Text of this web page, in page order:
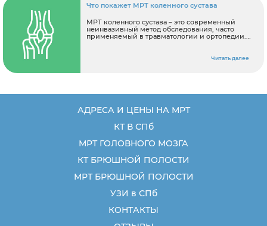
Что покажет МРТ коленного сустава
МРТ коленного сустава – это современный
неинвазивный метод обследования, часто
применяемый в травматологии и ортопедии.
диагностику мягких и костный тканей колена и
Читать далее
АДРЕСА И ЦЕНЫ НА МРТ
КТ В СПб
МРТ ГОЛОВНОГО МОЗГА
КТ БРЮШНОЙ ПОЛОСТИ
МРТ БРЮШНОЙ ПОЛОСТИ
УЗИ в СПб
КОНТАКТЫ